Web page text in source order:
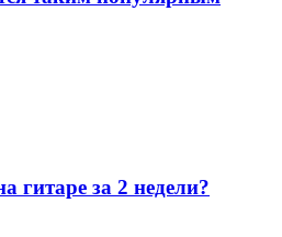
гитаре за 2 недели?